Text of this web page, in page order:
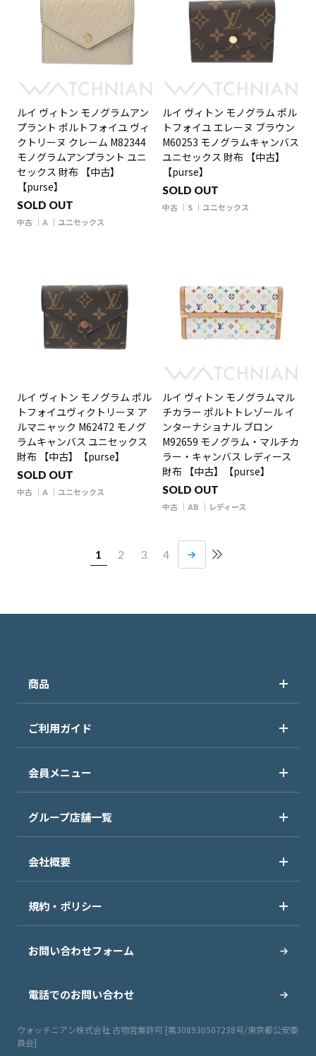
ルイ ヴィトン モノグラムアン
プラント ポルトフォイユ ヴィ
クトリーヌ クレーム M82344
モノグラムアンプラント ユニ
セックス 財布 【中古】
【purse】
SOLD OUT
中古 A ユニセックス
ルイ ヴィトン モノグラム ポル
トフォイユ エレーヌ ブラウン
M60253 モノグラムキャンバス
ユニセックス 財布 【中古】
【purse】
SOLD OUT
中古 S ユニセックス
ルイ ヴィトン モノグラム ポル
トフォイユヴィクトリーヌ ア
ルマニャック M62472 モノグ
ラムキャンバス ユニセックス
財布 【中古】【purse】
SOLD OUT
中古 A ユニセックス
ルイ ヴィトン モノグラムマル
チカラー ポルトトレゾール イ
ンターナショナル ブロン
M92659 モノグラム・マルチカ
ラー・キャンバス レディース
財布 【中古】【purse】
SOLD OUT
中古 AB レディース
1 2 3 4
商品
ご利用ガイド
会員メニュー
グループ店舗一覧
会社概要
規約・ポリシー
お問い合わせフォーム
電話でのお問い合わせ
ウォッチニアン株式会社 古物営業許可 [第308930507238号/東京都公安委
員会]